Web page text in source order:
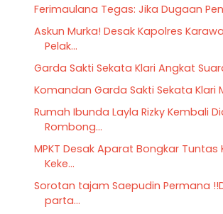
Ferimaulana Tegas: Jika Dugaan
Askun Murka! Desak Kapolres
Pelak...
Garda Sakti Sekata Klari Angkat
Komandan Garda Sakti Sekata Klari
Rumah Ibunda Layla Rizky Kembali
Rombong...
MPKT Desak Aparat Bongkar Tuntas
Keke...
Sorotan tajam Saepudin Permana
parta...